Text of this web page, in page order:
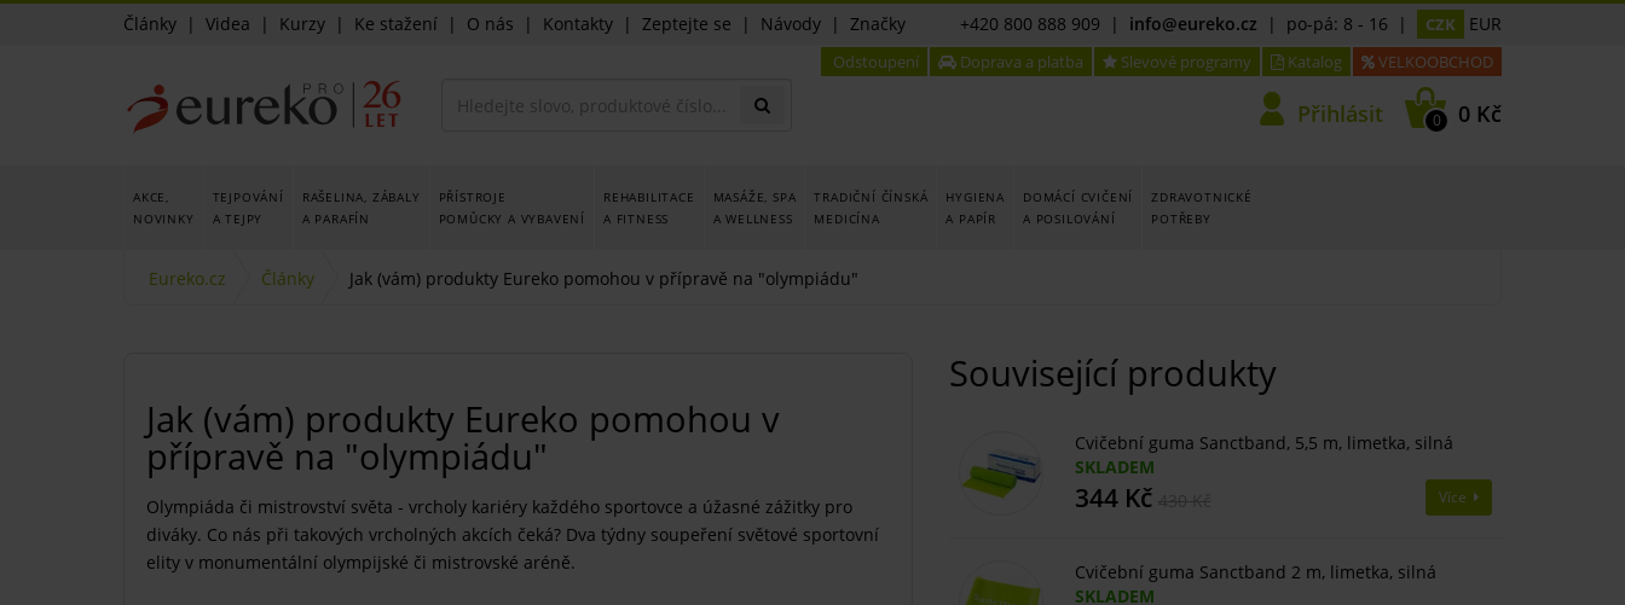
Články | Videa | Kurzy | Ke stažení | O nás | Kontakty | Zeptejte se | Návody | Značky +420 800 888 909 | info@eureko.cz | po-pá: 8 - 16 | CZK EUR
Odstoupení Doprava a platba Slevové programy Katalog VELKOOBCHOD
Přihlásit 0 0 Kč
AKCE,
NOVINKY
TEJPOVÁNÍ
A TEJPY
RAŠELINA, ZÁBALY
A PARAFÍN
PŘÍSTROJE
POMŮCKY A VYBAVENÍ
REHABILITACE
A FITNESS
MASÁŽE, SPA
A WELLNESS
TRADIČNÍ ČÍNSKÁ
MEDICÍNA
HYGIENA
A PAPÍR
DOMÁCÍ CVIČENÍ
A POSILOVÁNÍ
ZDRAVOTNICKÉ
POTŘEBY
Eureko.cz Články Jak (vám) produkty Eureko pomohou v přípravě na "olympiádu"
Jak (vám) produkty Eureko pomohou v
přípravě na "olympiádu"
Olympiáda či mistrovství světa - vrcholy kariéry každého sportovce a úžasné zážitky pro
diváky. Co nás při takových vrcholných akcích čeká? Dva týdny soupeření světové sportovní
elity v monumentální olympijské či mistrovské aréně.
Související produkty
Cvičební guma Sanctband, 5,5 m, limetka, silná
SKLADEM
344 Kč Více
Cvičební guma Sanctband 2 m, limetka, silná
SKLADEM